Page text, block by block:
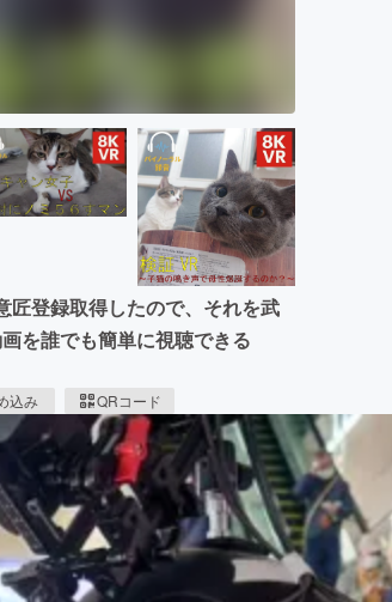
匠登録取得したので、それを武
を誰でも簡単に視聴できる
込み QRコード